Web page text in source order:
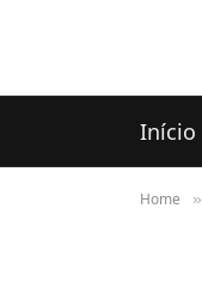
Início
Home »